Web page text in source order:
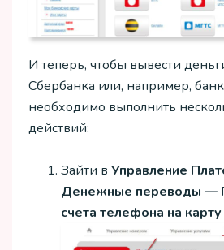
И теперь, чтобы вывести
Сбербанка или, например,
необходимо выполнить
действий:
Зайти в Управление
Денежные переводы —
счета телефона на карту